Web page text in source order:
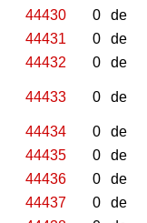
44430
0 de
44431
0 de
44432
0 de
44433 0 de
44434
0 de
44435
0 de
44436
0 de
44437
0 de